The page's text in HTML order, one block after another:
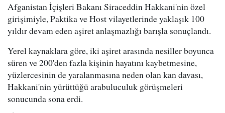
Afganistan İçişleri Bakanı Siraceddin Hakkani'nin özel
girişimiyle, Paktika ve Host vilayetlerinde yaklaşık 100
yıldır devam eden aşiret anlaşmazlığı barışla sonuçlandı.
Yerel kaynaklara göre, iki aşiret arasında nesiller boyunca
süren ve 200'den fazla kişinin hayatını kaybetmesine,
yüzlercesinin de yaralanmasına neden olan kan davası,
Hakkani'nin yürüttüğü arabuluculuk görüşmeleri
sonucunda sona erdi.